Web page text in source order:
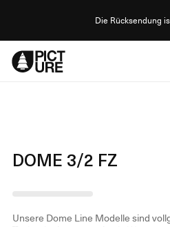
Die Rücksendung
DOME 3/2 FZ
Unsere Dome Line Modelle sind